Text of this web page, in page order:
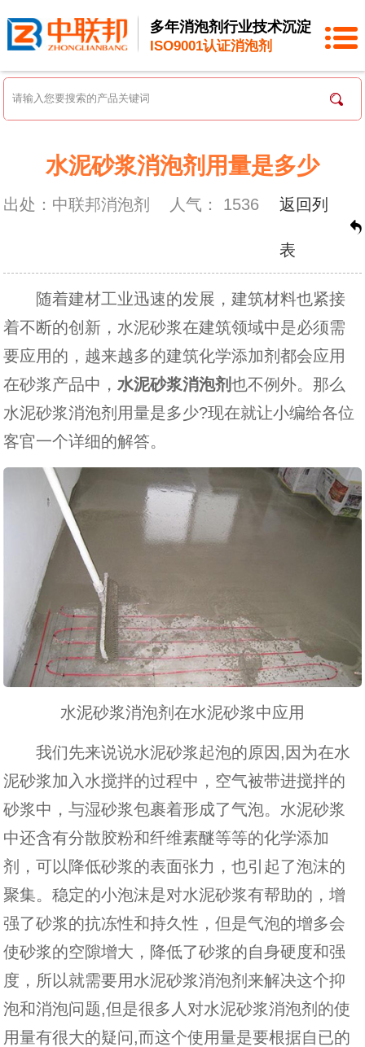
多年消泡剂行业技术沉淀
ISO9001认证消泡剂
水泥砂浆消泡剂用量是多少
出处：中联邦消泡剂 人气： 1536 返回列
表
随着建材工业迅速的发展，建筑材料也紧接
着不断的创新，水泥砂浆在建筑领域中是必须需
要应用的，越来越多的建筑化学添加剂都会应用
在砂浆产品中， 水泥砂浆消泡剂也不例外。那么
水泥砂浆消泡剂用量是多少?现在就让小编给各位
客官一个详细的解答。
水泥砂浆消泡剂在水泥砂浆中应用
我们先来说说水泥砂浆起泡的原因,因为在水
泥砂浆加入水搅拌的过程中，空气被带进搅拌的
砂浆中，与湿砂浆包裹着形成了气泡。水泥砂浆
中还含有分散胶粉和纤维素醚等等的化学添加
剂，可以降低砂浆的表面张力，也引起了泡沫的
聚集。稳定的小泡沫是对水泥砂浆有帮助的，增
强了砂浆的抗冻性和持久性，但是气泡的增多会
使砂浆的空隙增大，降低了砂浆的自身硬度和强
度，所以就需要用水泥砂浆消泡剂来解决这个抑
泡和消泡问题,但是很多人对水泥砂浆消泡剂的使
用量有很大的疑问,而这个使用量是要根据自已的